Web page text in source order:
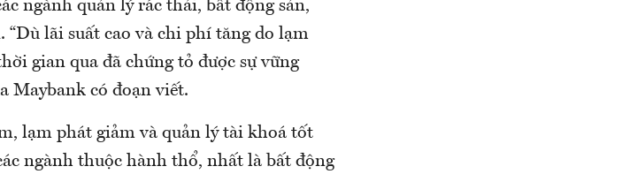
ngành quản lý rác thải, bất động sản,
lãi suất cao và chi phí tăng do lạm
gian qua đã chứng tỏ được sự vững
Maybank có đoạn viết.
lạm phát giảm và quản lý tài khoá tốt
ngành thuộc hành thổ, nhất là bất động